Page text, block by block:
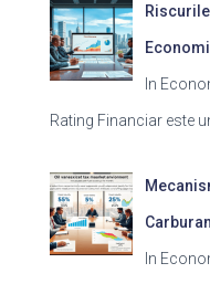
In
Rating Financiar este
In